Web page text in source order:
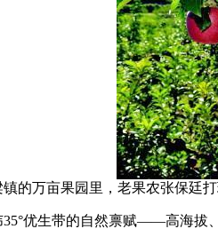
的万亩果园里，老果农张保廷
优生带的自然禀赋——高海拔、